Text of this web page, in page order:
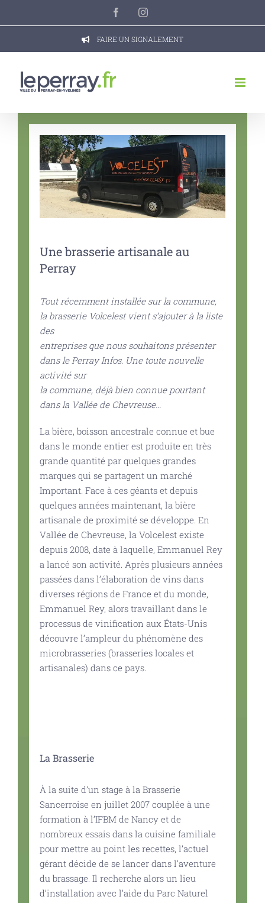
FacebookInstagram
FAIRE UN SIGNALEMENT
Une brasserie artisanale au
Perray
Tout récemment installée sur la commune,
la brasserie Volcelest vient s’ajouter à la liste
des
entreprises que nous souhaitons présenter
dans le Perray Infos. Une toute nouvelle
activité sur
la commune, déjà bien connue pourtant
dans la Vallée de Chevreuse…
La bière, boisson ancestrale connue et bue
dans le monde entier est produite en très
grande quantité par quelques grandes
marques qui se partagent un marché
Important. Face à ces géants et depuis
quelques années maintenant, la bière
artisanale de proximité se développe. En
Vallée de Chevreuse, la Volcelest existe
depuis 2008, date à laquelle, Emmanuel Rey
a lancé son activité. Après plusieurs années
passées dans l’élaboration de vins dans
diverses régions de France et du monde,
Emmanuel Rey, alors travaillant dans le
processus de vinification aux États-Unis
découvre l’ampleur du phénomène des
microbrasseries (brasseries locales et
artisanales) dans ce pays.
La Brasserie
À la suite d’un stage à la Brasserie
Sancerroise en juillet 2007 couplée à une
formation à l’IFBM de Nancy et de
nombreux essais dans la cuisine familiale
pour mettre au point les recettes, l’actuel
gérant décide de se lancer dans l’aventure
du brassage. Il recherche alors un lieu
d’installation avec l’aide du Parc Naturel